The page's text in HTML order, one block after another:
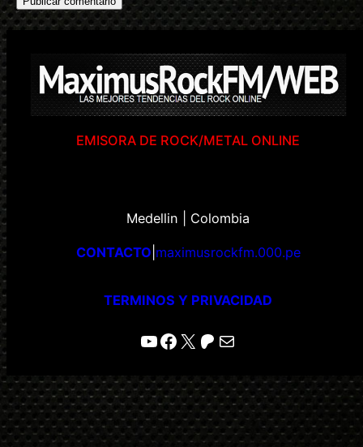
EMISORA DE ROCK/METAL ONLINE
Medellin | Colombia
CONTACTO maximusrockfm.000.pe
TERMINOS Y PRIVACIDAD
YouTube
Facebook
X Patreon
Correo electrónico